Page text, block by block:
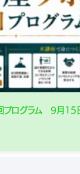
プログラム 9月15